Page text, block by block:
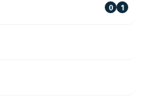
0 1